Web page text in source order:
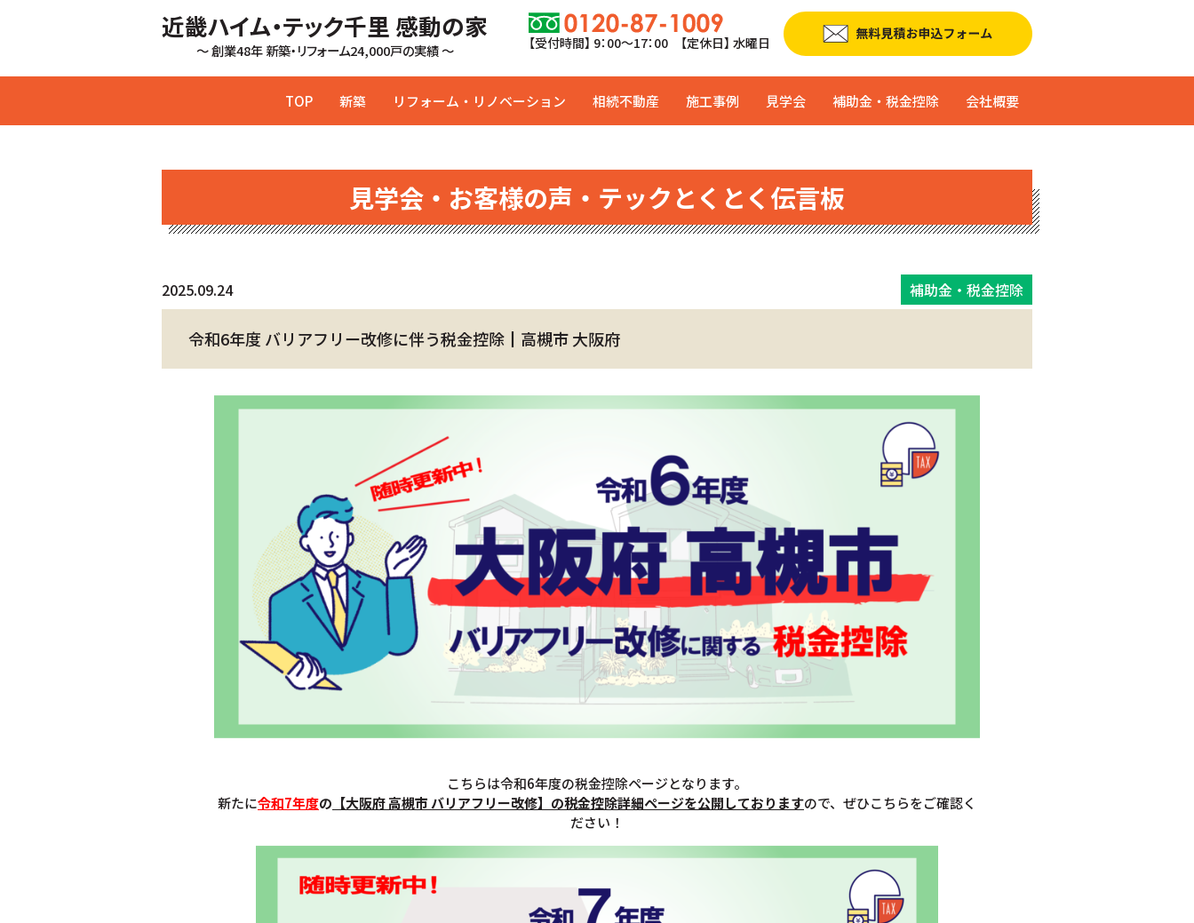
近畿ハイム・テック千里 感動の家
～ 創業48年 新築・リフォーム24,000戸の実績 ～ 【受付時間】 9：00〜17：00 【定休日】 水曜日
TOP 新築 リフォーム・リノベーション 相続不動産 施工事例 見学会 補助金・税金控除 会社概要
見学会・お客様の声・テックとくとく伝言板
2025.09.24 補助金・税金控除
令和6年度 バリアフリー改修に伴う税金控除┃高槻市 大阪府
こちらは令和6年度の税金控除ページとなります。
新たに令和7年度の 【大阪府 高槻市 バリアフリー改修】の税金控除詳細ページを公開しておりますので、ぜひこちらをご確認く
ださい！